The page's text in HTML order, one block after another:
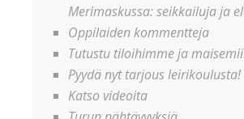
Merimaskussa: seikkailuja ja
Oppilaiden kommentteja
Tutustu tiloihimme ja
Pyydä nyt tarjous leirikoulusta!
Katso videoita